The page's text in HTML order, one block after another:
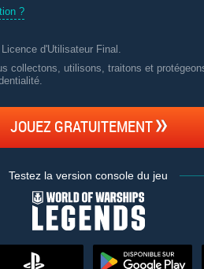
?
d'Utilisateur Final .
collectons, utilisons, traitons et
.
JOUEZ GRATUITEMENT
Testez la version console du jeu